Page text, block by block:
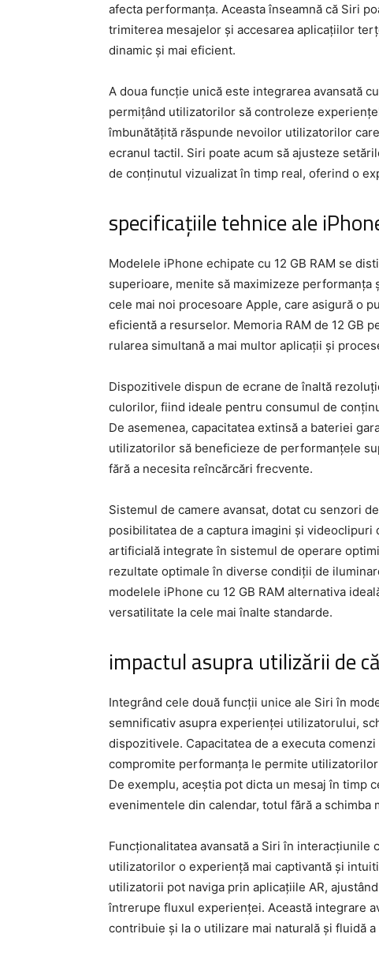
afecta performanța. Aceasta înseamnă că Siri
trimiterea mesajelor și accesarea aplicațiilor
dinamic și mai eficient.
A doua funcție unică este integrarea avansată
permițând utilizatorilor să controleze
îmbunătățită răspunde nevoilor utilizatorilor
ecranul tactil. Siri poate acum să ajusteze
de conținutul vizualizat în timp real, oferind o
specificațiile tehnice ale
Modelele iPhone echipate cu 12 GB RAM se
superioare, menite să maximizeze
cele mai noi procesoare Apple, care asigură o
eficientă a resurselor. Memoria RAM de 12 GB
rularea simultană a mai multor aplicații și
Dispozitivele dispun de ecrane de înaltă
culorilor, fiind ideale pentru consumul de
De asemenea, capacitatea extinsă a bateriei
utilizatorilor să beneficieze de performanțele
fără a necesita reîncărcări frecvente.
Sistemul de camere avansat, dotat cu senzori
posibilitatea de a captura imagini și
artificială integrate în sistemul de operare
rezultate optimale în diverse condiții de
modelele iPhone cu 12 GB RAM alternativa
versatilitate la cele mai înalte standarde.
impactul asupra utilizării de
Integrând cele două funcții unice ale Siri în
semnificativ asupra experienței utilizatorului,
dispozitivele. Capacitatea de a executa
compromite performanța le permite
De exemplu, aceștia pot dicta un mesaj în timp
evenimentele din calendar, totul fără a schimba
Funcționalitatea avansată a Siri în
utilizatorilor o experiență mai captivantă și
utilizatorii pot naviga prin aplicațiile AR,
întrerupe fluxul experienței. Această integrare
contribuie și la o utilizare mai naturală și fluidă